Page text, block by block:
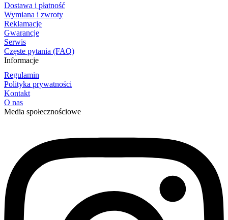
Dostawa i płatność
Wymiana i zwroty
Reklamacje
Gwarancje
Serwis
Częste pytania (FAQ)
Informacje
Regulamin
Polityka prywatności
Kontakt
O nas
Media społecznościowe